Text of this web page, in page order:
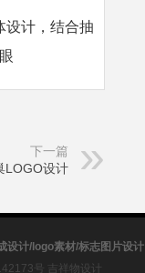
设计，结合抽
下一篇
LOGO设计
设计/logo素材/标志图片设计
号 吉祥物设计